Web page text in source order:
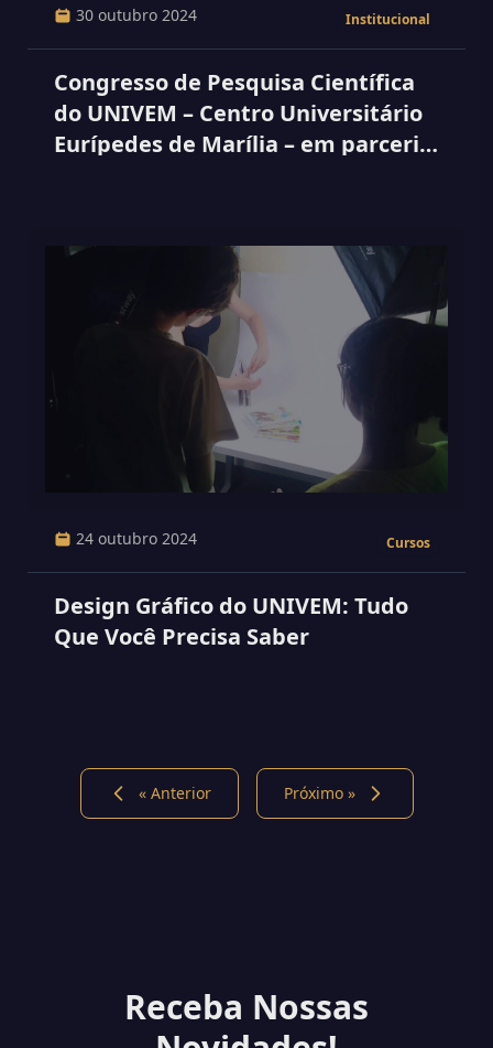
30 outubro 2024 Institucional
Congresso de Pesquisa Científica
do UNIVEM – Centro Universitário
Eurípedes de Marília – em parceria
24 outubro 2024 Cursos
Design Gráfico do UNIVEM: Tudo
Que Você Precisa Saber
« Anterior Próximo »
Receba Nossas